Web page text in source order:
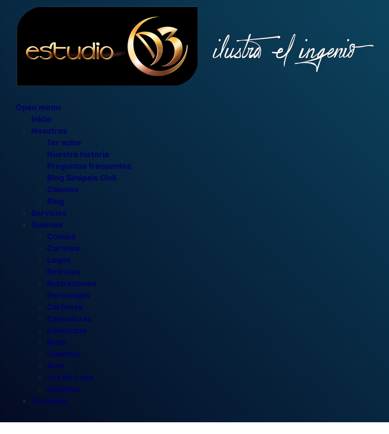
Open menu
Inicio
Nosotros
1er autor
Nuestra historia
Preguntas frecuentes
Blog Sinápsis Civil
Clientes
Blog
Servicios
Galerías
Cómics
Carteles
Logos
Retratos
Ilustraciones
Personajes
Cartones
Caricaturas
Desnudos
Melo
Cuentos
Arte
Luz de Luna
Caballos
Contacto